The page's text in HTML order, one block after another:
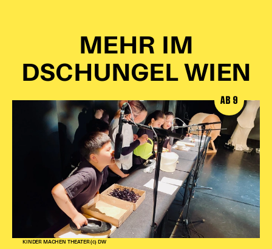
MEHR IM
DSCHUNGEL WIEN
KINDER MACHEN THEATER (c) DW
AB 9